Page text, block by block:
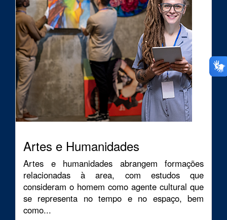
Artes e Humanidades
Artes e humanidades abrangem formações
relacionadas à area, com estudos que
consideram o homem como agente cultural que
se representa no tempo e no espaço, bem
como...